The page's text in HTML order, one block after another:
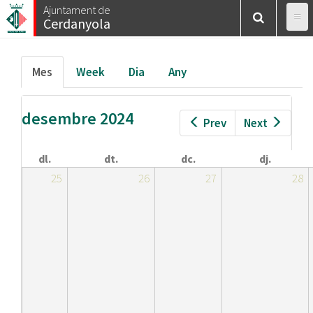
Vés
al
Ajuntament de
Cerdanyola
Esteu
aquí
Inici Calendar/Mes
Pestanyes
primàries
Mes (pestanya
activa)
Week Dia Any
Prev Next
desembre 2024
dl. dt. dc. dj.
25 26 27 28